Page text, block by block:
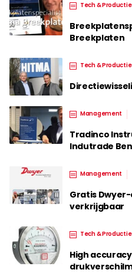
Tech & Productie
Breekplaten
Tech & Productie
Management
Tradinco
Indutrade
Management
Gratis
verkrijgbaar
Tech & Productie
High